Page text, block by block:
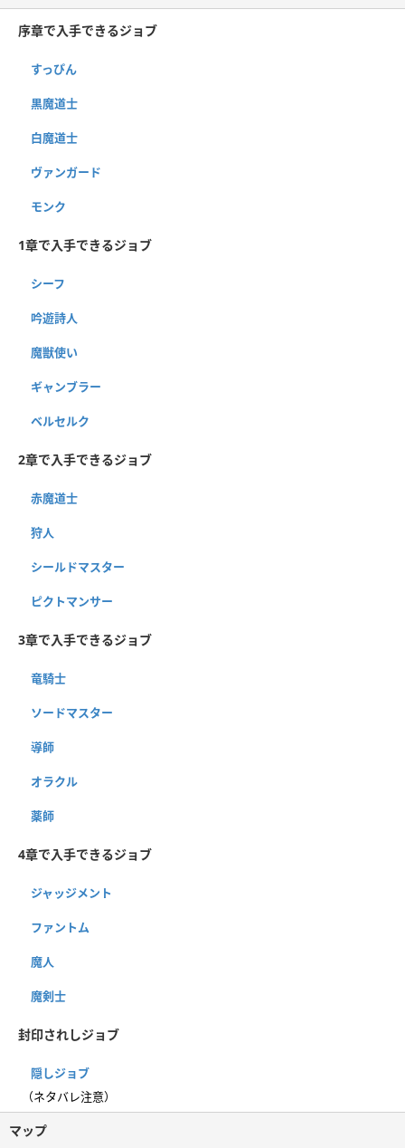
序章で入手できるジョブ
すっぴん
黒魔道士
白魔道士
ヴァンガード
モンク
1章で入手できるジョブ
シーフ
吟遊詩人
魔獣使い
ギャンブラー
ベルセルク
2章で入手できるジョブ
赤魔道士
狩人
シールドマスター
ピクトマンサー
3章で入手できるジョブ
竜騎士
ソードマスター
導師
オラクル
薬師
4章で入手できるジョブ
ジャッジメント
ファントム
魔人
魔剣士
封印されしジョブ
隠しジョブ
（ネタバレ注意）
マップ